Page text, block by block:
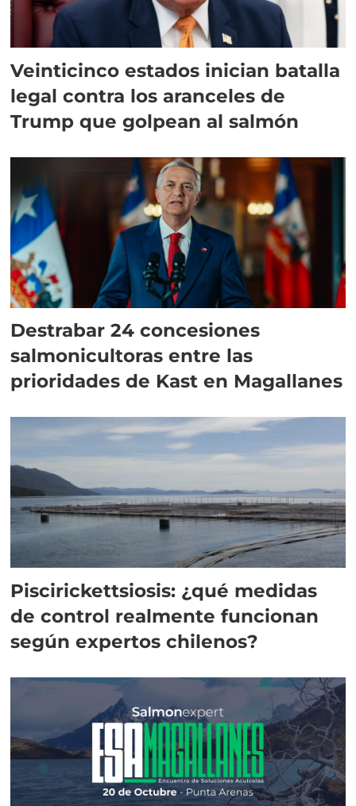
Veinticinco estados inician batalla
legal contra los aranceles de
Trump que golpean al salmón
Destrabar 24 concesiones
salmonicultoras entre las
prioridades de Kast en Magallanes
Piscirickettsiosis: ¿qué medidas
de control realmente funcionan
según expertos chilenos?